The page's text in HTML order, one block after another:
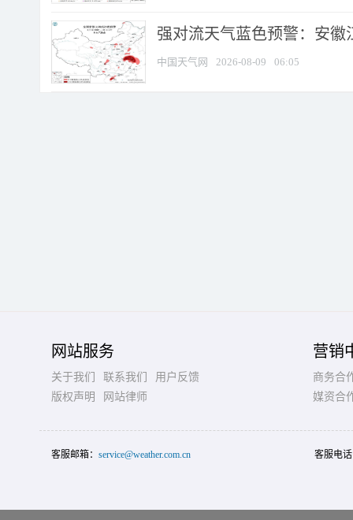
强对流天气蓝色预警：安徽
中国天气网 2026-08-09 06:05
网站服务
关于我们 联系我们
用户反馈
版权声明
网站律师
营销
商务合
媒资合
客服邮箱： service@weather.com.cn 客服电